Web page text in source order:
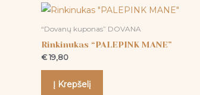
“Dovanų kuponas” DOVANA
Rinkinukas “PALEPINK MANE”
€19,80
Į Krepšelį